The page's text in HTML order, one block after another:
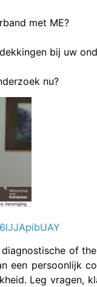
met ME?
bij uw
nu?
of
een persoonlijk
Leg vragen,